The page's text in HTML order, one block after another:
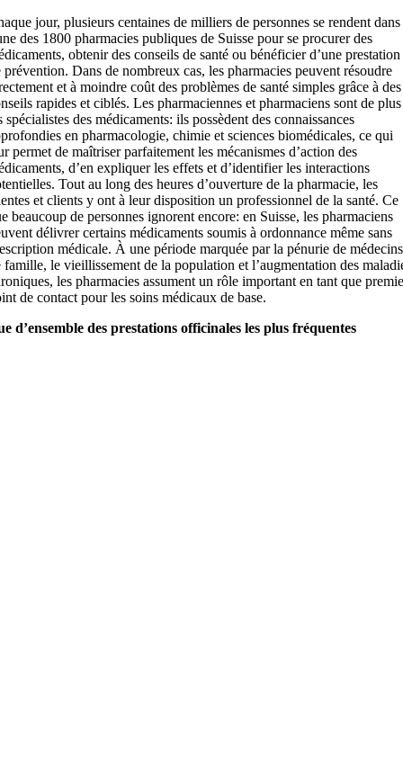
jour, plusieurs centaines de milliers de personnes se rendent dans
des 1800 pharmacies publiques de Suisse pour se procurer des
obtenir des conseils de santé ou bénéficier d’une prestation
prévention. Dans de nombreux cas, les pharmacies peuvent résoudre
et à moindre coût des problèmes de santé simples grâce à des
rapides et ciblés. Les pharmaciennes et pharmaciens sont de plus
spécialistes des médicaments: ils possèdent des connaissances
en pharmacologie, chimie et sciences biomédicales, ce qui
permet de maîtriser parfaitement les mécanismes d’action des
d’en expliquer les effets et d’identifier les interactions
Tout au long des heures d’ouverture de la pharmacie, les
et clients y ont à leur disposition un professionnel de la santé. Ce
beaucoup de personnes ignorent encore: en Suisse, les pharmaciens
délivrer certains médicaments soumis à ordonnance même sans
médicale. À une période marquée par la pénurie de médecins
famille, le vieillissement de la population et l’augmentation des
les pharmacies assument un rôle important en tant que
de contact pour les soins médicaux de base.
d’ensemble des prestations officinales les plus fréquentes